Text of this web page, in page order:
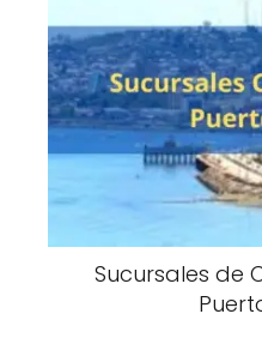
Sucursales de